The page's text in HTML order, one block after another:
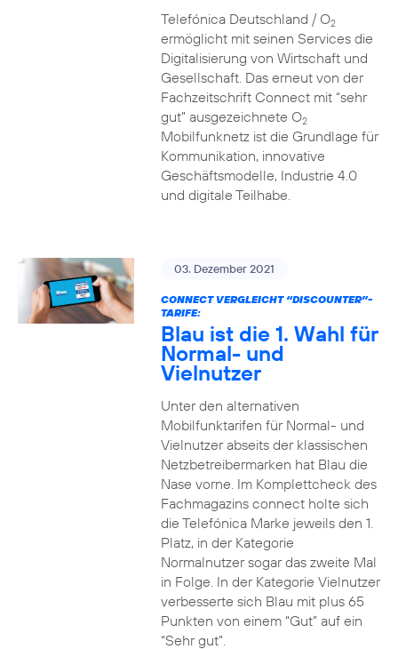
Telefónica Deutschland / O2
ermöglicht mit seinen Services die
Digitalisierung von Wirtschaft und
Gesellschaft. Das erneut von der
Fachzeitschrift Connect mit “sehr
gut” ausgezeichnete O2
Mobilfunknetz ist die Grundlage für
Kommunikation, innovative
Geschäftsmodelle, Industrie 4.0
und digitale Teilhabe.
03. Dezember 2021
CONNECT VERGLEICHT “DISCOUNTER”-
TARIFE:
Blau ist die 1. Wahl für
Normal- und
Vielnutzer
Unter den alternativen
Mobilfunktarifen für Normal- und
Vielnutzer abseits der klassischen
Netzbetreibermarken hat Blau die
Nase vorne. Im Komplettcheck des
Fachmagazins connect holte sich
die Telefónica Marke jeweils den 1.
Platz, in der Kategorie
Normalnutzer sogar das zweite Mal
in Folge. In der Kategorie Vielnutzer
verbesserte sich Blau mit plus 65
Punkten von einem “Gut” auf ein
“Sehr gut”.